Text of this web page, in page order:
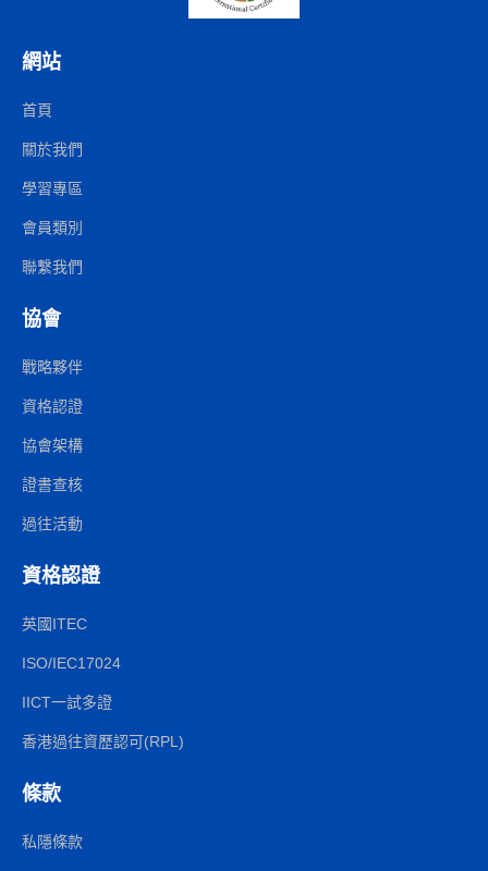
網站
首頁
關於我們
學習專區
會員類別
聯繫我們
協會
戰略夥伴
資格認證
協會架構
證書查核
過往活動
資格認證
英國ITEC
ISO/IEC17024
IICT一試多證
香港過往資歷認可(RPL)
條款
私隱條款